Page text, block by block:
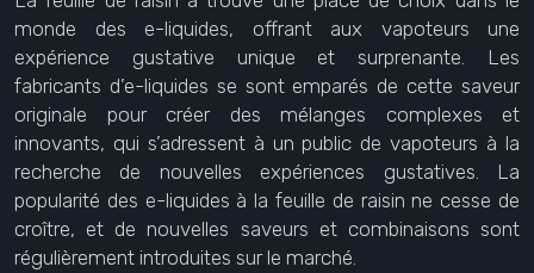
monde des e-liquides, offrant aux vapoteurs une
expérience gustative unique et surprenante. Les
fabricants d’e-liquides se sont emparés de cette saveur
originale pour créer des mélanges complexes et
innovants, qui s’adressent à un public de vapoteurs à la
recherche de nouvelles expériences gustatives. La
popularité des e-liquides à la feuille de raisin ne cesse de
croître, et de nouvelles saveurs et combinaisons sont
régulièrement introduites sur le marché.